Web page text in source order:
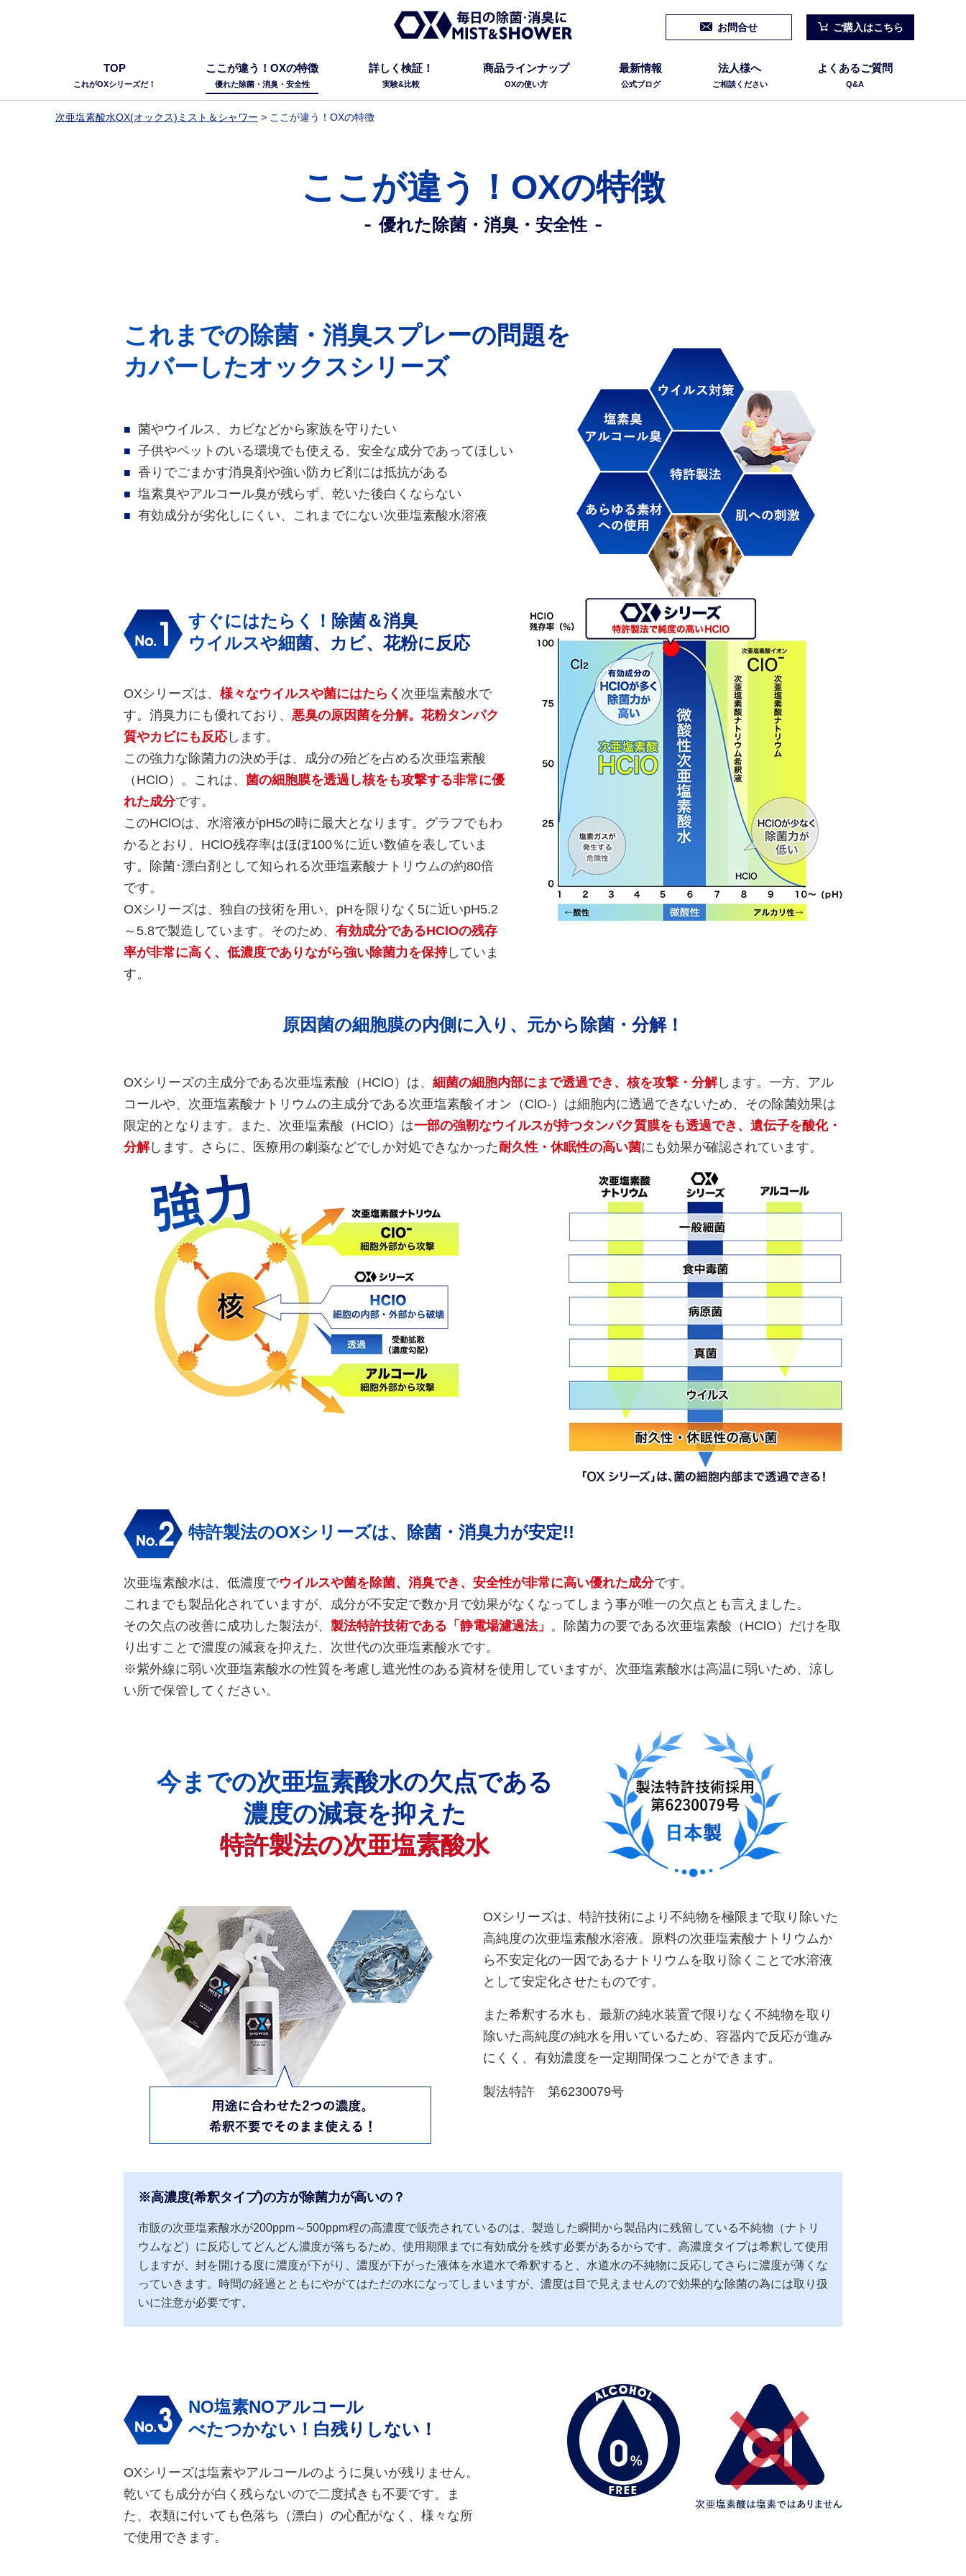
TOP
これがOXシリーズだ！
ここが違う！OXの特徴
優れた除菌・消臭・安全性
詳しく検証！
実験&比較
商品ラインナップ
OXの使い方
最新情報
公式ブログ
法人様へ
ご相談ください
よくあるご質問
Q&A
お問合せ ご購入はこちら
次亜塩素酸水OX(オックス)ミスト＆シャワー > ここが違う！OXの特徴
ここが違う！OXの特徴
優れた除菌・消臭・安全性
これまでの除菌・消臭スプレーの問題を
カバーしたオックスシリーズ
菌やウイルス、カビなどから家族を守りたい
子供やペットのいる環境でも使える、安全な成分であってほしい
香りでごまかす消臭剤や強い防カビ剤には抵抗がある
塩素臭やアルコール臭が残らず、乾いた後白くならない
有効成分が劣化しにくい、これまでにない次亜塩素酸水溶液
すぐにはたらく！除菌＆消臭
ウイルスや細菌、カビ、花粉に反応
OXシリーズは、 様々なウイルスや菌にはたらく 次亜塩素酸水で
す。消臭力にも優れており、 悪臭の原因菌を分解。花粉タンパク
質やカビにも反応します。
この強力な除菌力の決め手は、成分の殆どを占める次亜塩素酸
（HClO）。これは、 菌の細胞膜を透過し核をも攻撃する非常に優
れた成分です。
このHClOは、水溶液がpH5の時に最大となります。グラフでもわ
かるとおり、HClO残存率はほぼ100％に近い数値を表していま
す。除菌･漂白剤として知られる次亜塩素酸ナトリウムの約80倍
です。
OXシリーズは、独自の技術を用い、pHを限りなく5に近いpH5.2
～5.8で製造しています。そのため、 有効成分であるHClOの残存
率が非常に高く、低濃度でありながら強い除菌力を保持していま
す。
原因菌の細胞膜の内側に入り、元から除菌・分解！
OXシリーズの主成分である次亜塩素酸（HClO）は、 細菌の細胞内部にまで透過でき、核を攻撃・分解します。一方、アル
コールや、次亜塩素酸ナトリウムの主成分である次亜塩素酸イオン（ClO-）は細胞内に透過できないため、その除菌効果は
限定的となります。また、次亜塩素酸（HClO）は一部の強靭なウイルスが持つタンパク質膜をも透過でき、遺伝子を酸化・
分解します。さらに、医療用の劇薬などでしか対処できなかった耐久性・休眠性の高い菌にも効果が確認されています。
特許製法のOXシリーズは、除菌・消臭力が安定!!
次亜塩素酸水は、低濃度でウイルスや菌を除菌、消臭でき、安全性が非常に高い優れた成分です。
これまでも製品化されていますが、成分が不安定で数か月で効果がなくなってしまう事が唯一の欠点とも言えました。
その欠点の改善に成功した製法が、 製法特許技術である「静電場濾過法」 。除菌力の要である次亜塩素酸（HClO）だけを取
り出すことで濃度の減衰を抑えた、次世代の次亜塩素酸水です。
※紫外線に弱い次亜塩素酸水の性質を考慮し遮光性のある資材を使用していますが、次亜塩素酸水は高温に弱いため、涼し
い所で保管してください。
今までの次亜塩素酸水の欠点である
濃度の減衰を抑えた
特許製法の次亜塩素酸水
OXシリーズは、特許技術により不純物を極限まで取り除いた
高純度の次亜塩素酸水溶液。原料の次亜塩素酸ナトリウムか
ら不安定化の一因であるナトリウムを取り除くことで水溶液
として安定化させたものです。
また希釈する水も、最新の純水装置で限りなく不純物を取り
除いた高純度の純水を用いているため、容器内で反応が進み
にくく、有効濃度を一定期間保つことができます。
製法特許 第6230079号
※高濃度(希釈タイプ)の方が除菌力が高いの？
市販の次亜塩素酸水が200ppm～500ppm程の高濃度で販売されているのは、製造した瞬間から製品内に残留している不純物（ナトリ
ウムなど）に反応してどんどん濃度が落ちるため、使用期限までに有効成分を残す必要があるからです。高濃度タイプは希釈して使用
しますが、封を開ける度に濃度が下がり、濃度が下がった液体を水道水で希釈すると、水道水の不純物に反応してさらに濃度が薄くな
っていきます。時間の経過とともにやがてはただの水になってしまいますが、濃度は目で見えませんので効果的な除菌の為には取り扱
いに注意が必要です。
NO塩素NOアルコール
べたつかない！白残りしない！
OXシリーズは塩素やアルコールのように臭いが残りません。
乾いても成分が白く残らないので二度拭きも不要です。ま
た、衣類に付いても色落ち（漂白）の心配がなく、様々な所
で使用できます。